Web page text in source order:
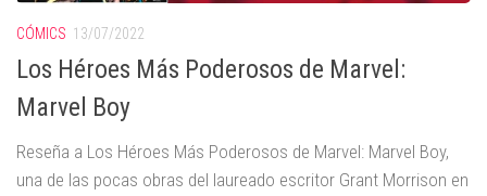
CÓMICS 13/07/2022
Los Héroes Más Poderosos de Marvel:
Marvel Boy
Reseña a Los Héroes Más Poderosos de Marvel: Marvel Boy,
una de las pocas obras del laureado escritor Grant Morrison en